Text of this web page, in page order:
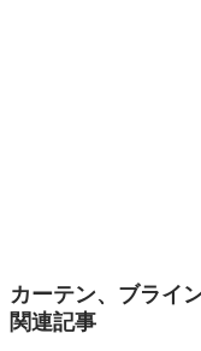
カーテン、ブライ
関連記事